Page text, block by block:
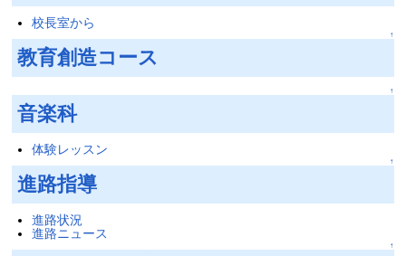
校長室から
↑
教育創造コース
↑
音楽科
体験レッスン
↑
進路指導
進路状況
進路ニュース
↑